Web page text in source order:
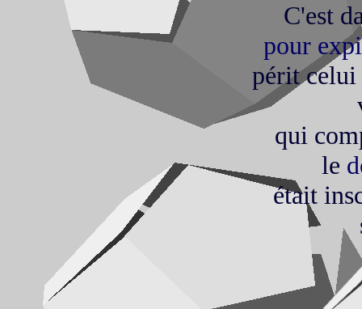
C'est
pour
périt
qui
le
était